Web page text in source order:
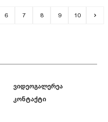
6 7 8 9 10
ვიდეოგალერეა
კონტაქტი